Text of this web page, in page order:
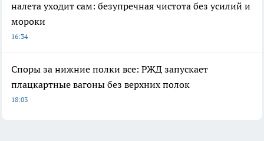
налета уходит сам: безупречная чистота без усилий и
мороки
16:34
Споры за нижние полки все: РЖД запускает
плацкартные вагоны без верхних полок
18:03